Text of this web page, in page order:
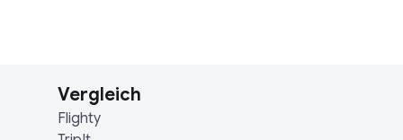
Vergleich
Flighty